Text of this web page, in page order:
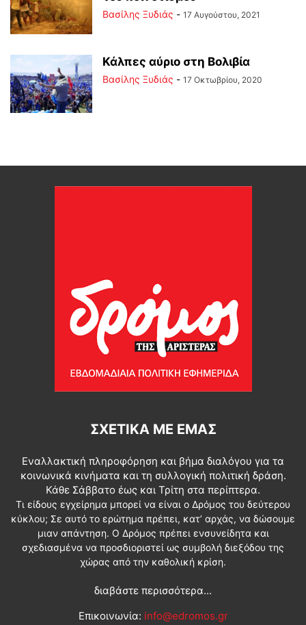
Βασίλης Ξυδιάς - 17 Αυγούστου, 2021
Κάλπες αύριο στη Βολιβία
Βασίλης Ξυδιάς - 17 Οκτωβρίου, 2020
ΣΧΕΤΙΚΆ ΜΕ ΕΜΆΣ
Εναλλακτική πληροφόρηση και βήμα διαλόγου για τα
κοινωνικά κινήματα και τη συλλογική πολιτική δράση.
Κάθε Σάββατο έως και Τρίτη στα περίπτερα.
Τι είδους εγχείρημα μπορεί να είναι ο Δρόμος του δεύτερου
κύκλου; Σε αυτό το ερώτημα πρέπει, κατ’ αρχάς, να δώσουμε
μιαν απάντηση. Ο Δρόμος πρέπει ενσυνείδητα και
σχεδιασμένα να προσδιοριστεί ως συμβολή διεξόδου της
χώρας από την καθολική κρίση.
διαβάστε περισσότερα...
Επικοινωνία: info@edromos.gr